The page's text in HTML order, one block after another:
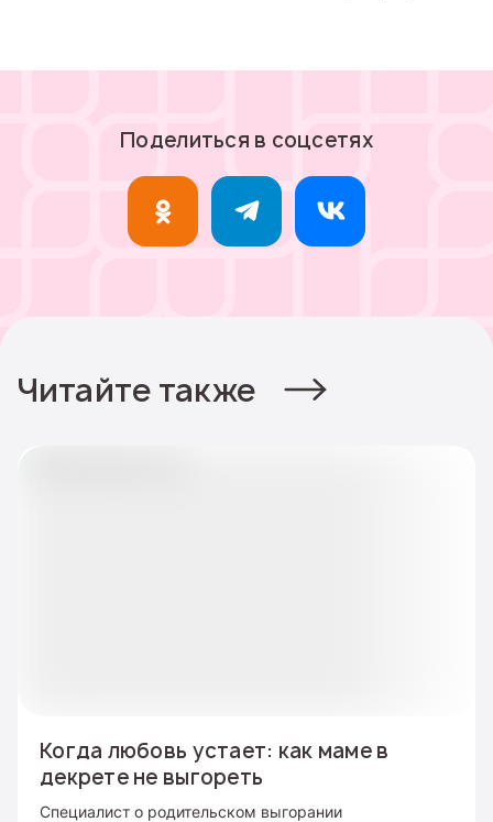
Поделиться в соцсетях
Читайте также
Когда любовь устает: как маме в
декрете не выгореть
Специалист о родительском выгорании